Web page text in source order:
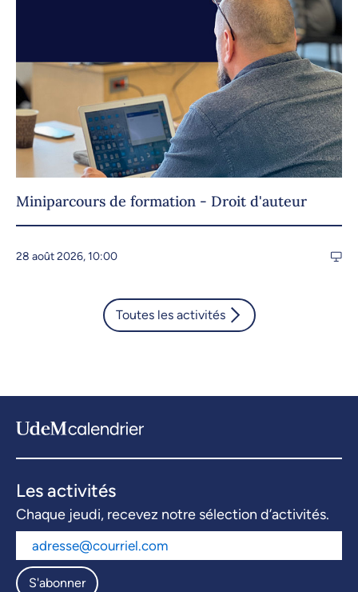
Miniparcours de formation - Droit d'auteur
28 août 2026, 10:00
Toutes les activités
Les activités
Chaque jeudi, recevez notre sélection d’activités.
S'abonner